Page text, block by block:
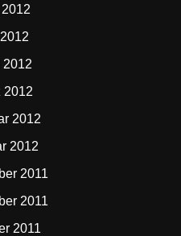
2012
2012
2012
2012
2011
2011
2011